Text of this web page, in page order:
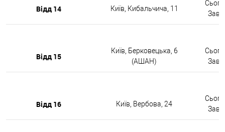
Відд 14 Київ, Кибальчича, 11
Відд 15
Київ, Берковецька, 6
(АШАН)
Відд 16 Київ, Вербова, 24